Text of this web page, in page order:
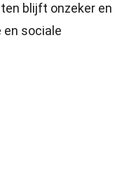
blijft onzeker en
en sociale